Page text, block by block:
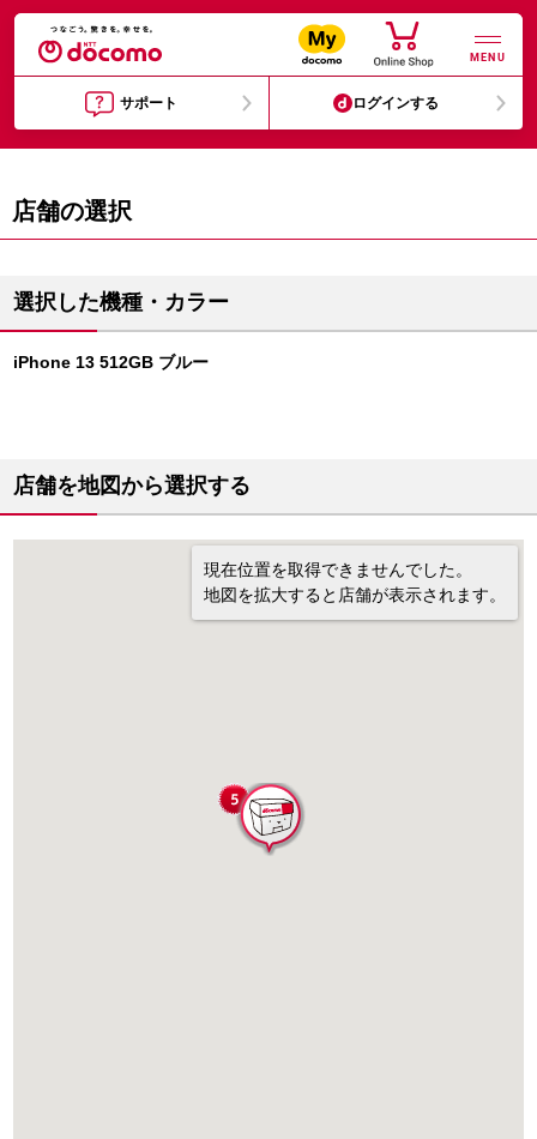
MENU
サポート ログインする
店舗の選択
選択した機種・カラー
iPhone 13 512GB ブルー
店舗を地図から選択する
現在位置を取得できませんでした。
地図を拡大すると店舗が表示されます。